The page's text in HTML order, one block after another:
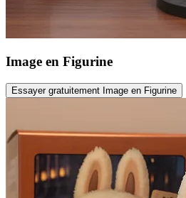
Image en Figurine
Essayer gratuitement Image en Figurine